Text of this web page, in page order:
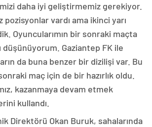
daha iyi geliştirmemiz gerekiyor.
pozisyonlar vardı ama ikinci yarı
Oyuncularımın bir sonraki maçta
düşünüyorum. Gaziantep FK ile
da buna benzer bir dizilişi var. Bu
maç için de bir hazırlık oldu.
kazanmaya devam etmek
kullandı.
Direktörü Okan Buruk, sahalarında